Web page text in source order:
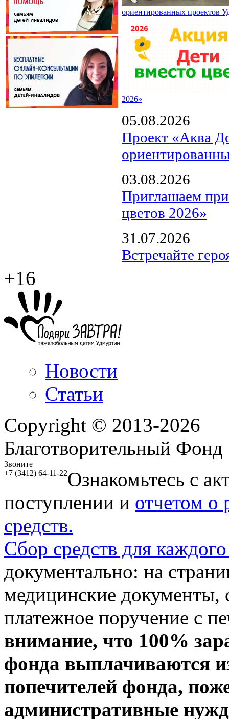
ориентированных проектов
2026»
05.08.2026
Проект «Аква
03.08.2026
Приглашаем
цветов 2026»
31.07.2026
Встречайте
+16
Новости
Статьи
Copyright © 2013-2026
Благотворительный
Звоните
+7 (3412) 64-11-22Ознакомьтесь с
поступлении и отчетом о
средств.
Сбор средств для
документально: на
медицинские документы,
платежное поручение с
внимание, что 100%
фонда выплачиваются
попечителей фонда,
административные